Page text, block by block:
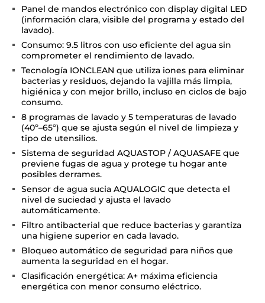
Panel de mandos electrónico con display digital LED
(información clara, visible del programa y estado del
lavado).
Consumo: 9.5 litros con uso eficiente del agua sin
comprometer el rendimiento de lavado.
Tecnología IONCLEAN que utiliza iones para eliminar
bacterias y residuos, dejando la vajilla más limpia,
higiénica y con mejor brillo, incluso en ciclos de bajo
consumo.
8 programas de lavado y 5 temperaturas de lavado
(40º–65º) que se ajusta según el nivel de limpieza y
tipo de utensilios.
Sistema de seguridad AQUASTOP / AQUASAFE que
previene fugas de agua y protege tu hogar ante
posibles derrames.
Sensor de agua sucia AQUALOGIC que detecta el
nivel de suciedad y ajusta el lavado
automáticamente.
Filtro antibacterial que reduce bacterias y garantiza
una higiene superior en cada lavado.
Bloqueo automático de seguridad para niños que
aumenta la seguridad en el hogar.
Clasificación energética: A+ máxima eficiencia
energética con menor consumo eléctrico.